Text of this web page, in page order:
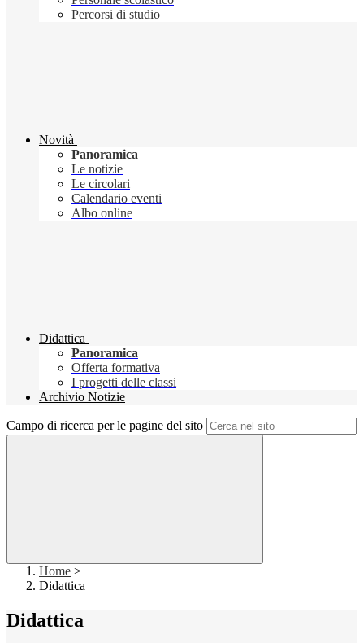
Percorsi di studio
Novità
Panoramica
Le notizie
Le circolari
Calendario eventi
Albo online
Didattica
Panoramica
Offerta formativa
I progetti delle classi
Archivio Notizie
Campo di ricerca per le pagine del sito
Home >
Didattica
Didattica